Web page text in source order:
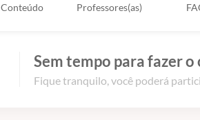
Conteúdo Professores(as)
Sem tempo para fazer o
Fique tranquilo, você poderá